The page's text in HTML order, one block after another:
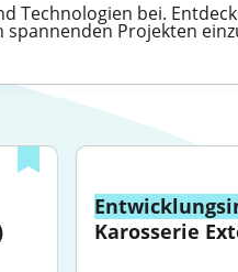
Technologien bei.
spannenden Projekten
Karosserie